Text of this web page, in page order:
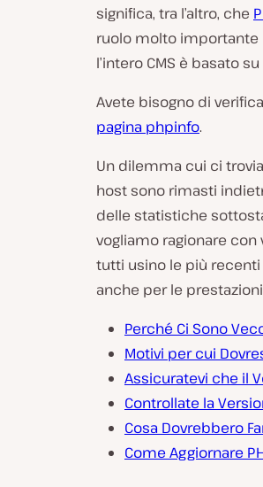
significa, tra l’altro, che
ruolo molto importante
l’intero CMS è basato su
Avete bisogno di
pagina phpinfo.
Un dilemma cui ci
host sono rimasti
delle statistiche
vogliamo ragionare
tutti usino le più recenti
anche per le
Perché Ci Sono
Motivi per cui
Assicuratevi che il
Controllate la
Cosa Dovrebbero
Come Aggiornare